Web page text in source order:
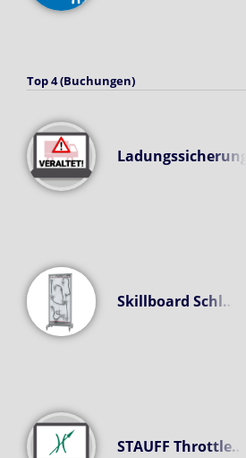
Top 4 (Buchungen)
Ladungssicherung
Skillboard Schl…
STAUFF Throttle…